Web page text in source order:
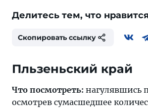
Делитесь тем, что нравится
Скопировать ссылку
Пльзеньский край
Что посмотреть: нагулявшись
осмотрев сумасшедшее